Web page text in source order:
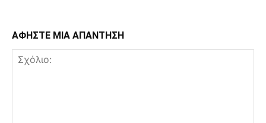
ΑΦΗΣΤΕ ΜΙΑ ΑΠΑΝΤΗΣΗ